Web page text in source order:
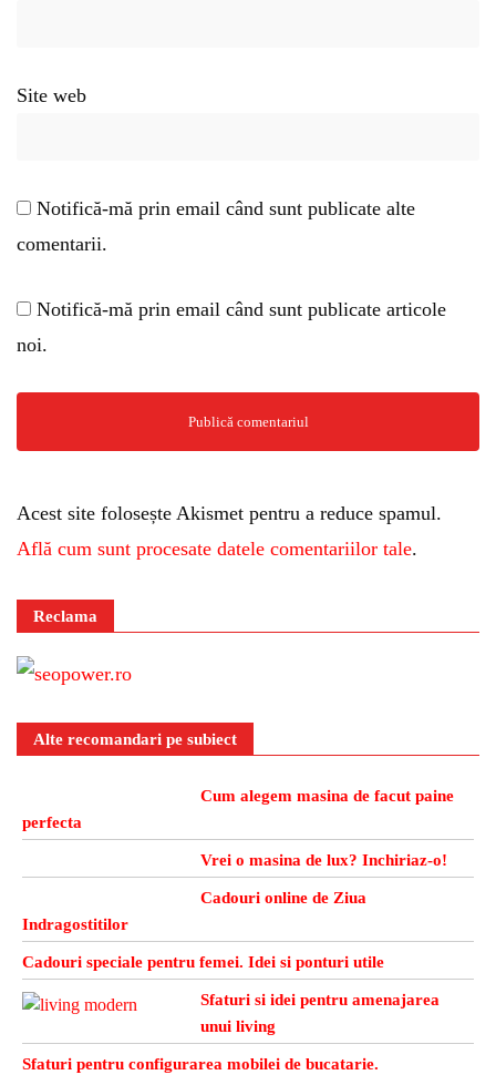
Site web
Notifică-mă prin email când sunt publicate alte
comentarii.
Notifică-mă prin email când sunt publicate articole
noi.
Acest site folosește Akismet pentru a reduce spamul.
Află cum sunt procesate datele comentariilor tale.
Reclama
Alte recomandari pe subiect
Cum alegem masina de facut paine
perfecta
Vrei o masina de lux? Inchiriaz-o!
Cadouri online de Ziua
Indragostitilor
Cadouri speciale pentru femei. Idei si ponturi utile
Sfaturi si idei pentru amenajarea
unui living
Sfaturi pentru configurarea mobilei de bucatarie.